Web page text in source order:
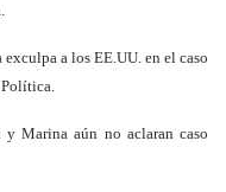
a los EE.UU. en el caso
Política.
Marina aún no aclaran caso